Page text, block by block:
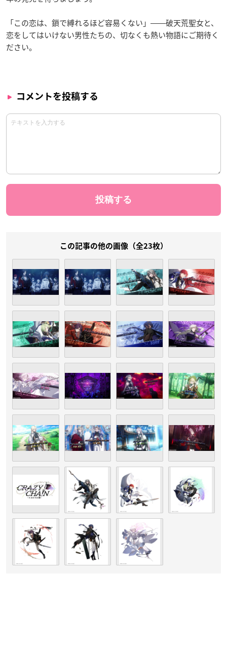
「この恋は、鎖で縛れるほど容易くない」――破天荒聖女と、
恋をしてはいけない男性たちの、切なくも熱い物語にご期待く
ださい。
コメントを投稿する
この記事の他の画像（全23枚）